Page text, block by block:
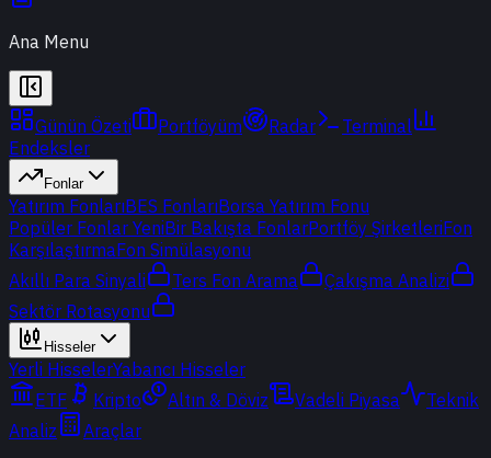
Ana Menu
Günün Özeti Portföyüm Radar
Terminal
Endeksler
Fonlar
Yatırım FonlarıBES FonlarıBorsa Yatırım Fonu
Popüler Fonlar YeniBir Bakışta FonlarPortföy ŞirketleriFon
KarşılaştırmaFon Simülasyonu
Akıllı Para Sinyali
Ters Fon Arama
Çakışma Analizi
Sektör Rotasyonu
Hisseler
Yerli HisselerYabancı Hisseler
ETF
Kripto Altın & Döviz Vadeli Piyasa
Teknik
Analiz
Araçlar